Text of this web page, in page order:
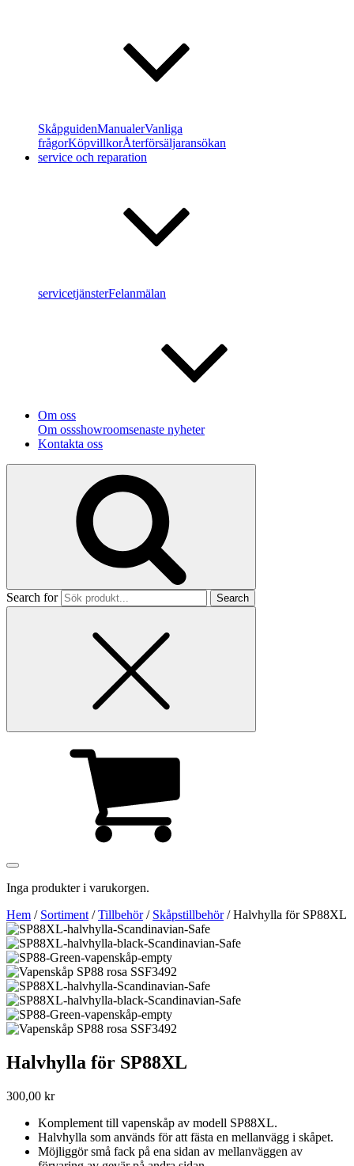
SkåpguidenManualerVanliga
frågorKöpvillkorÅterförsäljaransökan
service och reparation
servicetjänsterFelanmälan
Om oss
Om ossshowroomsenaste nyheter
Kontakta oss
Search for
Inga produkter i varukorgen.
Hem / Sortiment /Tillbehör/ Skåpstillbehör/ Halvhylla för SP88XL
Halvhylla för SP88XL
300,00 kr
Komplement till vapenskåp av modell SP88XL.
Halvhylla som används för att fästa en mellanvägg i skåpet.
Möjliggör små fack på ena sidan av mellanväggen av